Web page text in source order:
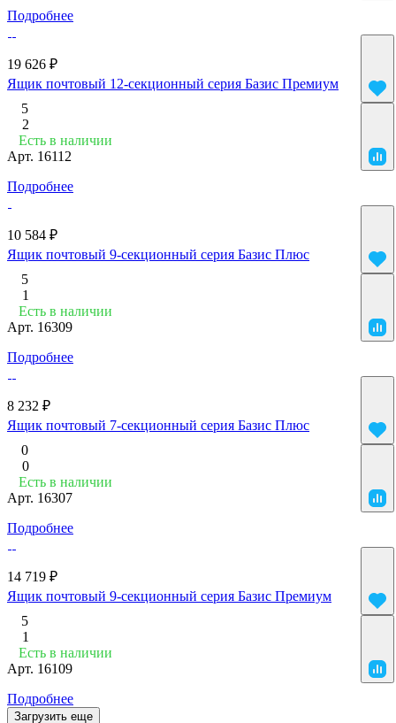
Подробнее
19 626 ₽
Ящик почтовый 12-секционный серия Базис Премиум
5
2
Есть в наличии
Арт. 16112
Подробнее
10 584 ₽
Ящик почтовый 9-секционный серия Базис Плюс
5
1
Есть в наличии
Арт. 16309
Подробнее
8 232 ₽
Ящик почтовый 7-секционный серия Базис Плюс
0
0
Есть в наличии
Арт. 16307
Подробнее
14 719 ₽
Ящик почтовый 9-секционный серия Базис Премиум
5
1
Есть в наличии
Арт. 16109
Подробнее
Загрузить еще